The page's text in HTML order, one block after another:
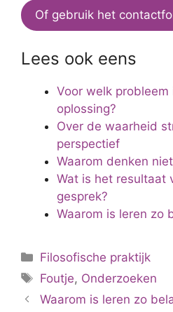
Of gebruik het
Lees ook eens
Voor welk
oplossing?
Over de waarheid
perspectief
Waarom denken
Wat is het resultaat
gesprek?
Waarom is leren zo
Categorieën
Filosofische praktijk
Tags
Foutje, Onderzoeken
Waarom is leren zo